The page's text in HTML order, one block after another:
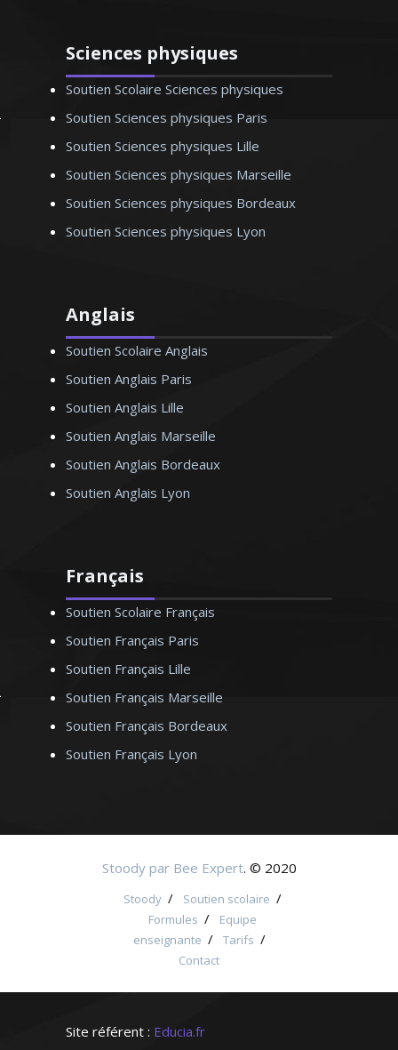
Sciences physiques
Soutien Scolaire Sciences physiques
Soutien Sciences physiques Paris
Soutien Sciences physiques Lille
Soutien Sciences physiques Marseille
Soutien Sciences physiques Bordeaux
Soutien Sciences physiques Lyon
Anglais
Soutien Scolaire Anglais
Soutien Anglais Paris
Soutien Anglais Lille
Soutien Anglais Marseille
Soutien Anglais Bordeaux
Soutien Anglais Lyon
Français
Soutien Scolaire Français
Soutien Français Paris
Soutien Français Lille
Soutien Français Marseille
Soutien Français Bordeaux
Soutien Français Lyon
Stoody par Bee Expert. © 2020
Stoody / Soutien scolaire /
Formules /
Equipe
enseignante / Tarifs /
Contact
Site référent : Educia.fr